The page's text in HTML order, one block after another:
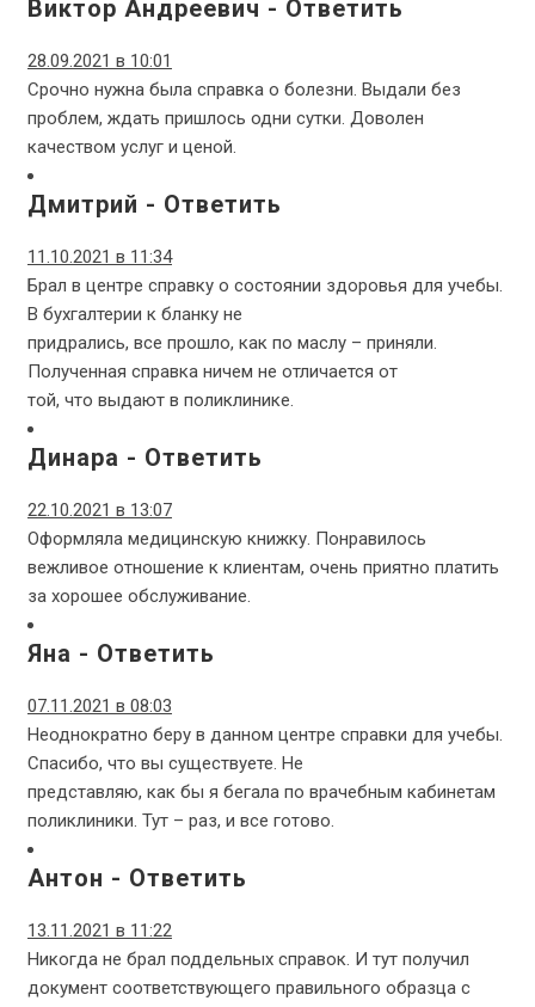
Виктор Андреевич - Ответить
28.09.2021 в 10:01
Срочно нужна была справка о болезни. Выдали без
проблем, ждать пришлось одни сутки. Доволен
качеством услуг и ценой.
Дмитрий - Ответить
11.10.2021 в 11:34
Брал в центре справку о состоянии здоровья для учебы.
В бухгалтерии к бланку не
придрались, все прошло, как по маслу – приняли.
Полученная справка ничем не отличается от
той, что выдают в поликлинике.
Динара - Ответить
22.10.2021 в 13:07
Оформляла медицинскую книжку. Понравилось
вежливое отношение к клиентам, очень приятно платить
за хорошее обслуживание.
Яна - Ответить
07.11.2021 в 08:03
Неоднократно беру в данном центре справки для учебы.
Спасибо, что вы существуете. Не
представляю, как бы я бегала по врачебным кабинетам
поликлиники. Тут – раз, и все готово.
Антон - Ответить
13.11.2021 в 11:22
Никогда не брал поддельных справок. И тут получил
документ соответствующего правильного образца с